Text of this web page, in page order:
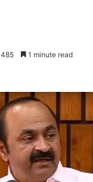
485 1 minute read